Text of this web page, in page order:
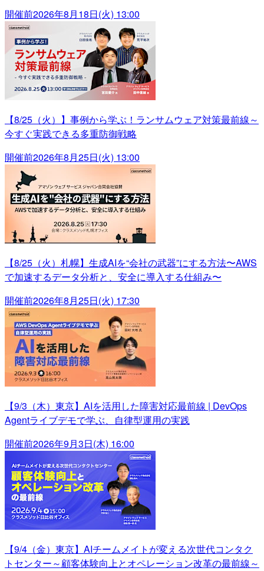
開催前2026年8月18日(火) 13:00
【8/25（火）】事例から学ぶ！ランサムウェア対策最前線～
今すぐ実践できる多重防御戦略
開催前2026年8月25日(火) 13:00
【8/25（火）札幌】生成AIを“会社の武器”にする方法〜AWS
で加速するデータ分析と、安全に導入する仕組み〜
開催前2026年8月25日(火) 17:30
【9/3（木）東京】AIを活用した障害対応最前線 | DevOps
Agentライブデモで学ぶ、自律型運用の実践
開催前2026年9月3日(木) 16:00
【9/4（金）東京】AIチームメイトが変える次世代コンタク
トセンター～顧客体験向上とオペレーション改革の最前線～